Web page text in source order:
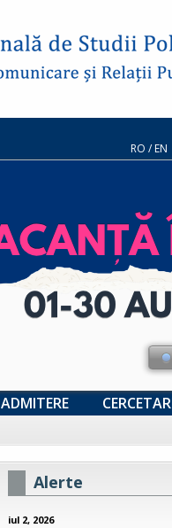
RO /EN
ADMITERE
Alerte
iul 2, 2026